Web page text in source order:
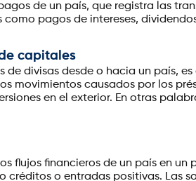
de un país, que registra las
pagos de intereses,
capitales
de divisas desde o hacia un país,
movimientos causados por los
en el exterior. En otras
flujos financieros de un país en un
créditos o entradas positivas. Las